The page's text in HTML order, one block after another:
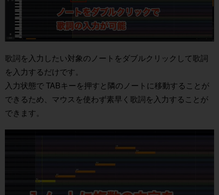
歌詞を入力したい対象のノートをダブルクリックして歌詞
を入力するだけです。
入力状態で TABキーを押すと隣のノートに移動することが
できるため、マウスを使わず素早く歌詞を入力することが
できます。